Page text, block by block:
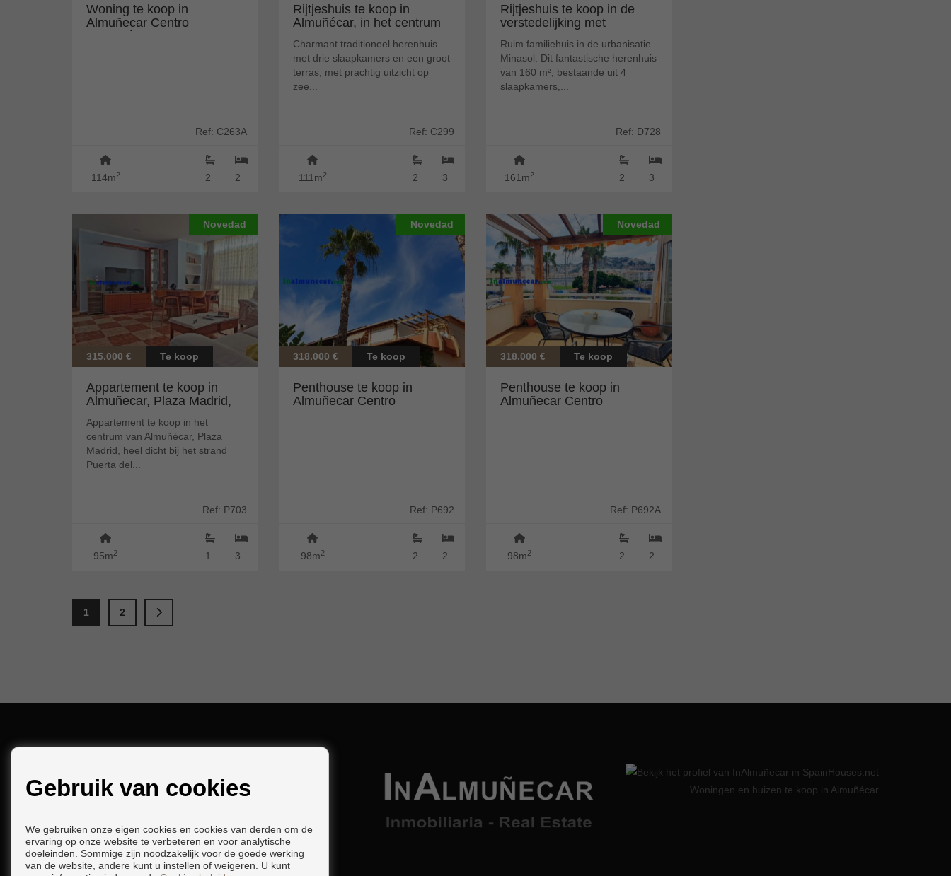
Woning te koop in
Almuñecar Centro
Ref: C263A
114m2 2
2
Rijtjeshuis te koop in
Almuñécar, in het centrum
Charmant traditioneel herenhuis
met drie slaapkamers en een groot
terras, met prachtig uitzicht op
zee...
Ref: C299
111m2 3
2
Rijtjeshuis te koop in de
verstedelijking met
Ruim familiehuis in de urbanisatie
Minasol. Dit fantastische herenhuis
van 160 m², bestaande uit 4
slaapkamers,...
Ref: D728
161m2 3
2
Novedad
315.000 € Te koop
Appartement te koop in
Almuñecar, Plaza Madrid,
Appartement te koop in het
centrum van Almuñécar, Plaza
Madrid, heel dicht bij het strand
Puerta del...
Ref: P703
95m2 3
1
Novedad
318.000 € Te koop
Penthouse te koop in
Almuñecar Centro
Ref: P692
98m2 2
2
Novedad
318.000 € Te koop
Penthouse te koop in
Almuñecar Centro
Ref: P692A
98m2 2
2
1 2
CONTACT
Calle Aduana Vieja, 3
+34 958630221|+34 656544290
info@inalmunecar.com
Woningen en huizen te koop in Almuñécar
Gebruik van cookies
We gebruiken onze eigen cookies en cookies van derden om de
ervaring op onze website te verbeteren en voor analytische
doeleinden. Sommige zijn noodzakelijk voor de goede werking
van de website, andere kunt u instellen of weigeren. U kunt